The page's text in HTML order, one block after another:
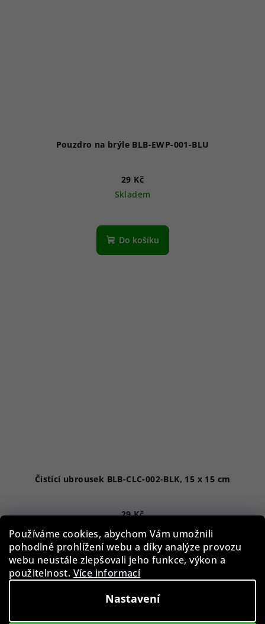
Používáme cookies, abychom Vám umožnili
pohodlné prohlížení webu a díky analýze provozu
webu neustále zlepšovali jeho funkce, výkon a
použitelnost. Více informací
Nastavení
Pouzdro na brýle BLB-EWP-001-BLU
29 Kč
Skladem
Do košíku
Čistící ubrousek BLB-CLC-002-BLK, 15 x 15 cm
29 Kč
Skladem
Do košíku